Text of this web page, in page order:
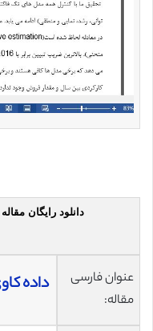
دانلود رایگان
عنوان فارسی
مقاله:
داده